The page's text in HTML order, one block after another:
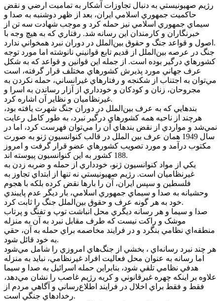
رژيم صهيونيستي به دنبال تجاوزات آشکار به تماميت ارضي و نقض
حاکميت جمهوري اسلامي ايران، بعد از ظهر دوشنبه به صدا و
سيماي جمهوري اسلامي نيز حمله کرد و موجب شهادت سه تن از
خبرنگاران و کارمندان اين رسانه شد. رفتاري که به هيچ وجه با
اصول و قواعد جنگ و حقوق بين‌الملل در دوران نبرد همخواني ندارد.
جنگ در عرصه بين‌الملل از قديم تابع قوانيني نانوشته اما مورد توجه
کشورهاي درگير بوده است. از جمله اين قوانين و قواعد که به شکل
عرف جهاني مورد پذيرش کشورهاي مختلف قرار گرفته، است
مي‌توان به اجتناب از شکنجه و رفتارهاي غيرانساني، حمله نکردن به
مجروحان، زنان و کودکان و خودداري از آزار رساندن به اسرا و
غيرنظاميان و نظاير آن اشاره کرد.
بندهايي که به عرف بين‌الملل در دوران جنگ شهرت يافته بود،
هرچند از ناحيه همه کشورهاي درگير نبرد، به طور کامل رعايت
نمي‌شد و مواردي از نقض بندهاي آن را مي‌توان فهرست کرد، اما در
سال 1949 همان عرف بين الملل در قالب کنوانسيون ژنو به صورت
مکتوب درآمد و مورد تصويب کشورهاي عضو قرار گرفت و امروز
188 کشور به اين کنوانسيون پيوسته اند.
يکي از مواد کنوانسيون ژنو، خودداري از حمله و ضربه زدن به
غيرنظاميان است. رژيم صهيونيستي نه تنها از ابتداي تجاوز به
فلسطين و سپس ايران، آن را بارها نقض کرده بلکه با هجوم
وحشيانه به صدا و سيماي جمهوري اسلامي، بار ديگر عدم پايبندي
خود به هر گونه عرف و حقوق بين‌الملل جنگ را ثابت کرد.
صدا و سيما و هر رسانه ديگري محل انباشت توپ و تفنگ و پرتاب
موشک و راکت نيست که طرف مقابل نبرد به آن به منزله
منطقه‌اي نظامي بنگرد و در فرايند مخاصمه براي حمله به آن، حقي
به خود قائل شود.
هر چند نبرد رسانه‌اي ، بخشي از جنگ‌هاي امروزي را شامل مي‌شود
اما رسانه به عنوان محل فعاليت افراد غيرنظامي، نبايد به منزله
هدفي نظامي تلقي شود، بنابراين حمله اسرائيل به صدا و سيما
علاوه بر اينکه چهره غيرقانوني و کريه رژيم غاصب را نشان مي‌دهد،
فقط و فقط براي اخلال در فرايند اطلاع‌رساني و آگاهي مردم از
رخدادهاي جنگي است.